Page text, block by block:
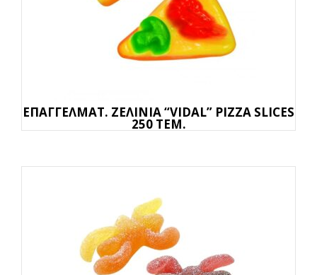
ΕΠΑΓΓΕΛΜΑΤ. ΖΕΛΙΝΙΑ “VIDAL” PIZZA SLICES
250 TEM.